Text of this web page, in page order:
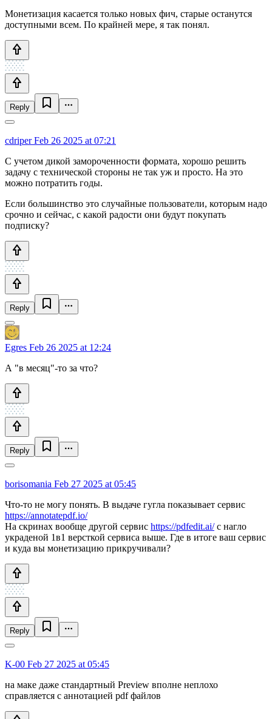
Монетизация касается только новых фич, старые останутся
доступными всем. По крайней мере, я так понял.
Reply
cdriperFeb 26 2025 at 07:21
С учетом дикой замороченности формата, хорошо решить
задачу с технической стороны не так уж и просто. На это
можно потратить годы.
Если большинство это случайные пользователи, которым надо
срочно и сейчас, с какой радости они будут покупать
подписку?
Reply
Egres Feb 26 2025 at 12:24
А "в месяц"-то за что?
Reply
borisomania Feb 27 2025 at 05:45
Что-то не могу понять. В выдаче гугла показывает сервис
https://annotatepdf.io/
На скринах вообще другой сервис https://pdfedit.ai/с нагло
украденой 1в1 версткой сервиса выше. Где в итоге ваш сервис
и куда вы монетизацию прикручивали?
Reply
K-00 Feb 27 2025 at 05:45
на маке даже стандартный Preview вполне неплохо
справляется с аннотацией pdf файлов